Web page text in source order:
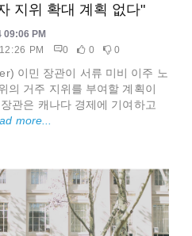
지위 확대 계획 없다"
09:06 PM
PM 0 0 0
이민 장관이 서류 미비 이주 노
의 거주 지위를 부여할 계획이
관은 캐나다 경제에 기여하고
more...